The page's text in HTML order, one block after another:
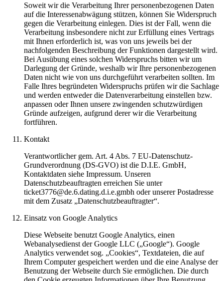
Soweit wir die Verarbeitung Ihrer personenbezogenen Daten
auf die Interessenabwägung stützen, können Sie Widerspruch
gegen die Verarbeitung einlegen. Dies ist der Fall, wenn die
Verarbeitung insbesondere nicht zur Erfüllung eines Vertrags
mit Ihnen erforderlich ist, was von uns jeweils bei der
nachfolgenden Beschreibung der Funktionen dargestellt wird.
Bei Ausübung eines solchen Widerspruchs bitten wir um
Darlegung der Gründe, weshalb wir Ihre personenbezogenen
Daten nicht wie von uns durchgeführt verarbeiten sollten. Im
Falle Ihres begründeten Widerspruchs prüfen wir die Sachlage
und werden entweder die Datenverarbeitung einstellen bzw.
anpassen oder Ihnen unsere zwingenden schutzwürdigen
Gründe aufzeigen, aufgrund derer wir die Verarbeitung
fortführen.
Kontakt
Verantwortlicher gem. Art. 4 Abs. 7 EU-Datenschutz-
Grundverordnung (DS-GVO) ist die D.I.E. GmbH,
Kontaktdaten siehe Impressum. Unseren
Datenschutzbeauftragten erreichen Sie unter
ticket3776@de.6.dating.d.i.e.gmbh oder unserer Postadresse
mit dem Zusatz „Datenschutzbeauftragter“.
Einsatz von Google Analytics
Diese Webseite benutzt Google Analytics, einen
Webanalysedienst der Google LLC („Google“). Google
Analytics verwendet sog. „Cookies“, Textdateien, die auf
Ihrem Computer gespeichert werden und die eine Analyse der
Benutzung der Webseite durch Sie ermöglichen. Die durch